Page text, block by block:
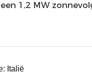
1,2 MW
Italië